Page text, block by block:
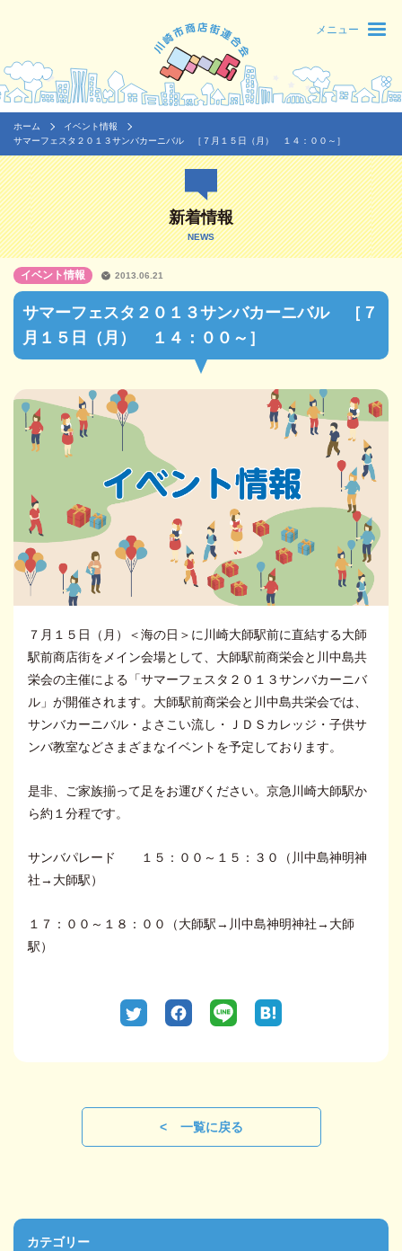
メニュー
ホーム
イベント情報
サマーフェスタ２０１３サンバカーニバル ［７月１５日（月） １４：００～］
新着情報
NEWS
サマーフェスタ２０１３サンバカーニバル ［７
月１５日（月） １４：００～］
イベント情報 2013.06.21
７月１５日（月）＜海の日＞に川崎大師駅前に直結する大師
駅前商店街をメイン会場として、大師駅前商栄会と川中島共
栄会の主催による「サマーフェスタ２０１３サンバカーニバ
ル」が開催されます。大師駅前商栄会と川中島共栄会では、
サンバカーニバル・よさこい流し・ＪＤＳカレッジ・子供サ
ンバ教室などさまざまなイベントを予定しております。
是非、ご家族揃って足をお運びください。京急川崎大師駅か
ら約１分程です。
サンバパレード １５：００～１５：３０（川中島神明神
社→大師駅）
１７：００～１８：００（大師駅→川中島神明神社→大師
駅）
一覧に戻る
カテゴリー